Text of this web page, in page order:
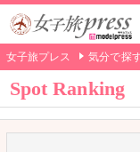
女子旅プレス 気分で探
Spot Ranking